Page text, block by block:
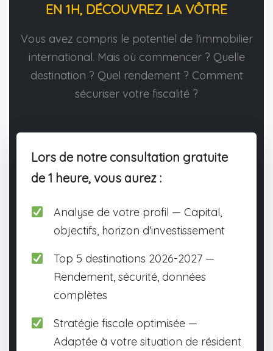
EN 1H, DÉCOUVREZ LA VÔTRE
Vous avez compris le potentiel de l'immobilier
international. Mais où commencer ? Quelle
destination ? Quel rendement ? Comment
sécuriser votre fiscalité ?
Lors de notre consultation gratuite
de 1 heure, vous aurez :
Analyse de votre profil — Capital,
objectifs, horizon d'investissement
Top 5 destinations 2026-2027 —
Rendement, sécurité, données
complètes
Stratégie fiscale optimisée —
Adaptée à votre situation de résident